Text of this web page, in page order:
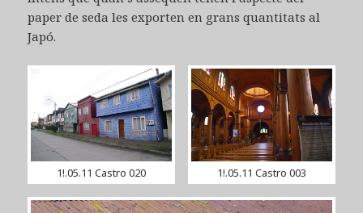
paper de seda les exporten en grans quantitats al
Japó.
1!.05.11 Castro 020 1!.05.11 Castro 003